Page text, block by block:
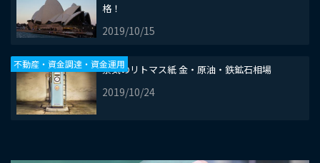
格！
2019/10/15
景気のリトマス紙 金・原油・鉄鉱石相場
2019/10/24
不動産・資金調達・資金運用